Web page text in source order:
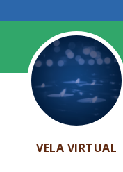
VELA VIRTUAL